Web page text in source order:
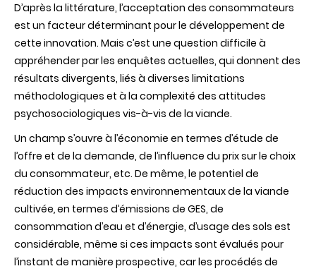
D’après la littérature, l’acceptation des consommateurs
est un facteur déterminant pour le développement de
cette innovation. Mais c’est une question difficile à
appréhender par les enquêtes actuelles, qui donnent des
résultats divergents, liés à diverses limitations
méthodologiques et à la complexité des attitudes
psychosociologiques vis-à-vis de la viande.
Un champ s’ouvre à l’économie en termes d’étude de
l’offre et de la demande, de l’influence du prix sur le choix
du consommateur, etc. De même, le potentiel de
réduction des impacts environnementaux de la viande
cultivée,en termes d’émissions de GES, de
consommation d’eau et d’énergie, d’usage des sols est
considérable, même si ces impacts sont évalués pour
l’instant de manière prospective, car les procédés de